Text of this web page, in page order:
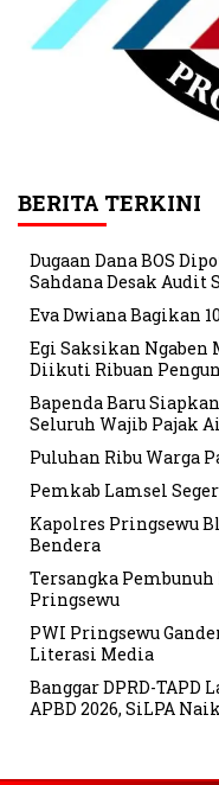
BERITA TERKINI
Dugaan Dana BOS
Sahdana Desak Audit
Eva Dwiana Bagikan
Egi Saksikan Ngaben
Diikuti Ribuan
Bapenda Baru
Seluruh Wajib Pajak
Puluhan Ribu Warga
Pemkab Lamsel
Kapolres Pringsewu
Bendera
Tersangka
Pringsewu
PWI Pringsewu
Literasi Media
Banggar DPRD-TAPD
APBD 2026, SiLPA